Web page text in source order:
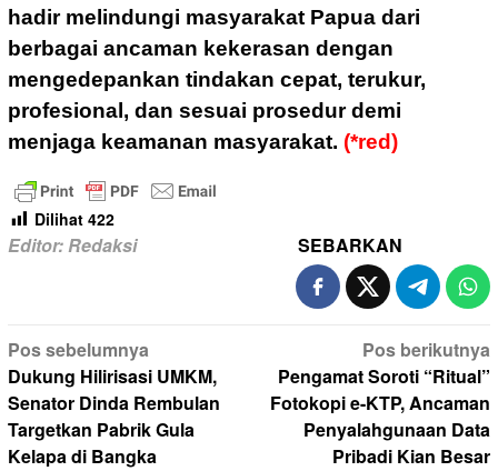
hadir melindungi masyarakat Papua dari
berbagai ancaman kekerasan dengan
mengedepankan tindakan cepat, terukur,
profesional, dan sesuai prosedur demi
menjaga keamanan masyarakat. (*red)
Dilihat 422
Editor: Redaksi SEBARKAN
Navigasi
pos
Pos sebelumnya
Dukung Hilirisasi UMKM,
Senator Dinda Rembulan
Targetkan Pabrik Gula
Kelapa di Bangka
Pos berikutnya
Pengamat Soroti “Ritual”
Fotokopi e-KTP, Ancaman
Penyalahgunaan Data
Pribadi Kian Besar